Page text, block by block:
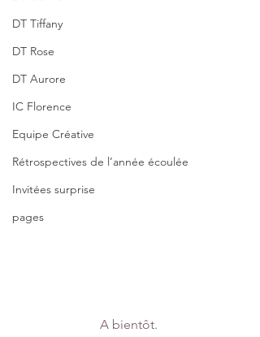
DT Tiffany
DT Rose
DT Aurore
IC Florence
Equipe Créative
Rétrospectives de l’année écoulée
Invitées surprise
pages
A bientôt.